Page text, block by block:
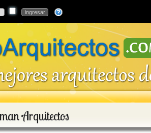
Arquitectos